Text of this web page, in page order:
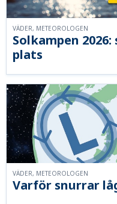
Solkampen
plats
VÄDER, METEOROLOGEN
Varför snurrar
VÄDER, METEOROLOGEN